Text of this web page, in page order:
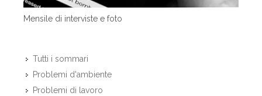
Mensile di interviste e foto
Tutti i sommari
Problemi d'ambiente
Problemi di lavoro